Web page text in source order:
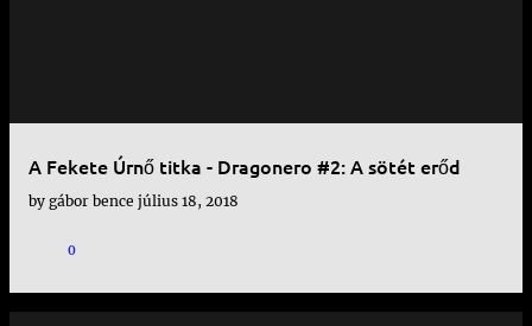
A Fekete Úrnő titka - Dragonero #2: A sötét erőd
by gábor bence július 18, 2018
0